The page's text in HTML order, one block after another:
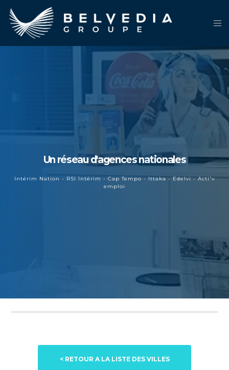
Un réseau d'agences nationales
Intérim Nation - RSI Intérim - Cap Tempo - Ittaka - Edelvi - Acti'v
emploi
< RETOUR A LA LISTE DES VILLES